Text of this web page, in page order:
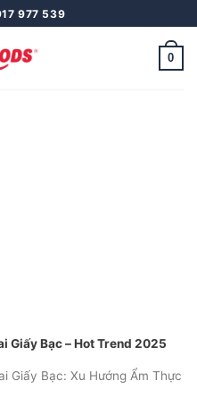
977 539
0
Giấy Bạc – Hot Trend 2025
Giấy Bạc: Xu Hướng Ẩm Thực